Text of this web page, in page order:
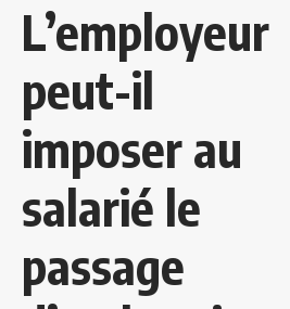
L’employeur
peut-il
imposer au
salarié le
passage